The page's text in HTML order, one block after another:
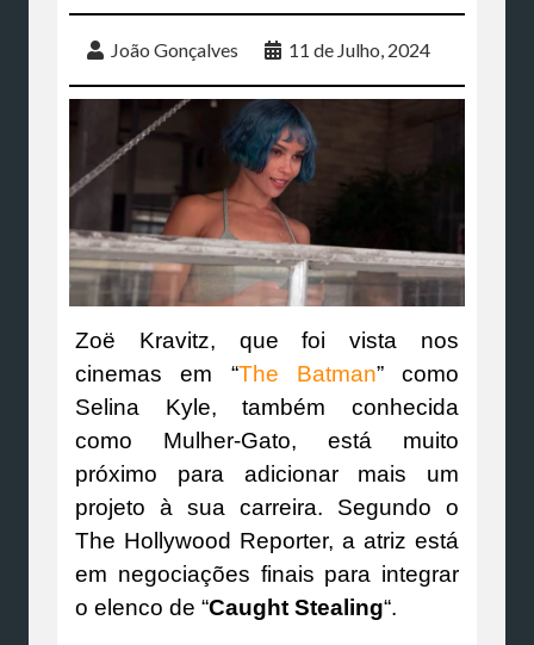
João Gonçalves 11 de Julho, 2024
Zoë Kravitz, que foi vista nos
cinemas em “The Batman” como
Selina Kyle, também conhecida
como Mulher-Gato, está muito
próximo para adicionar mais um
projeto à sua carreira. Segundo o
The Hollywood Reporter, a atriz está
em negociações finais para integrar
o elenco de “Caught Stealing“.